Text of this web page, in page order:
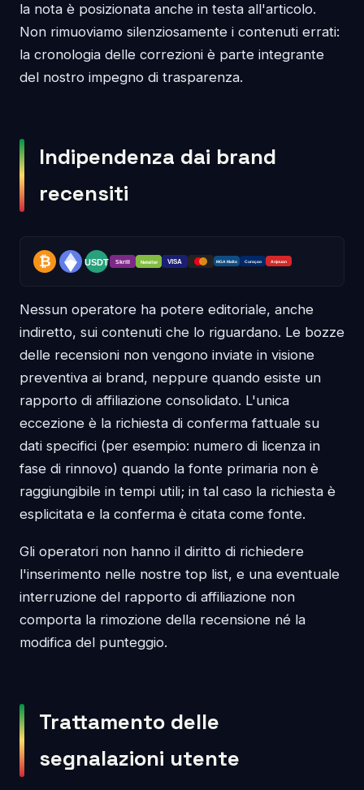
la nota è posizionata anche in testa all'articolo.
Non rimuoviamo silenziosamente i contenuti errati:
la cronologia delle correzioni è parte integrante
del nostro impegno di trasparenza.
Indipendenza dai brand
recensiti
Nessun operatore ha potere editoriale, anche
indiretto, sui contenuti che lo riguardano. Le bozze
delle recensioni non vengono inviate in visione
preventiva ai brand, neppure quando esiste un
rapporto di affiliazione consolidato. L'unica
eccezione è la richiesta di conferma fattuale su
dati specifici (per esempio: numero di licenza in
fase di rinnovo) quando la fonte primaria non è
raggiungibile in tempi utili; in tal caso la richiesta è
esplicitata e la conferma è citata come fonte.
Gli operatori non hanno il diritto di richiedere
l'inserimento nelle nostre top list, e una eventuale
interruzione del rapporto di affiliazione non
comporta la rimozione della recensione né la
modifica del punteggio.
Trattamento delle
segnalazioni utente